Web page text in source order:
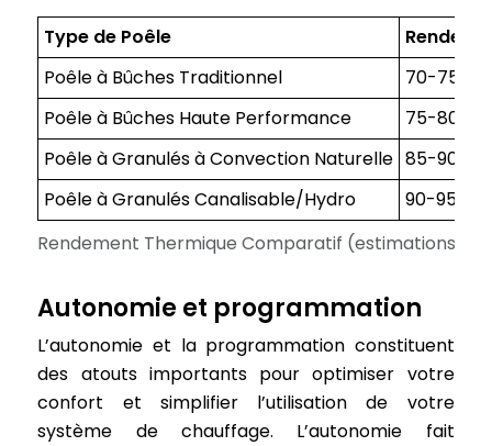
Rendement Thermique Comparatif (estimations)
Type de Poêle
Poêle à Bûches Traditionnel
70-75%
Poêle à Bûches Haute Performance
75-80%
Poêle à Granulés à Convection Naturelle 85-90%
Poêle à Granulés Canalisable/Hydro
90-95%
Autonomie et programmation
L’autonomie et la programmation constituent
des atouts importants pour optimiser votre
confort et simplifier l’utilisation de votre
système de chauffage. L’autonomie fait